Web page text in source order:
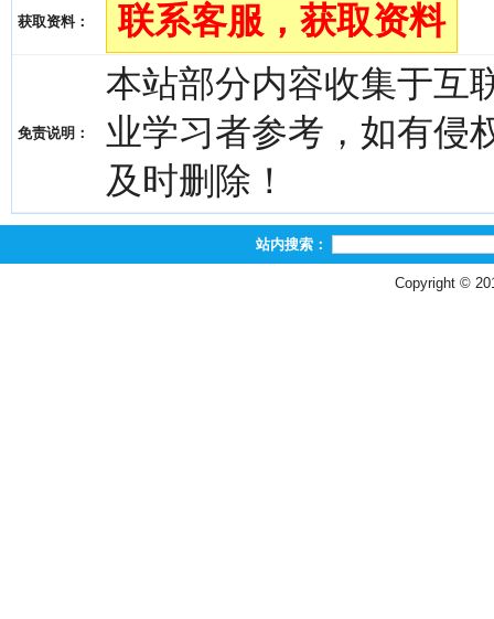
获取资料： 联系客服，获取资料
免责说明：
本站部分内容收集于互
业学习者参考，如有侵
及时删除！
站内搜索：
Copyright ©